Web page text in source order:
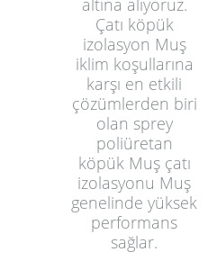
altına alıyoruz.
Çatı köpük
izolasyon Muş
iklim koşullarına
karşı en etkili
çözümlerden biri
olan sprey
poliüretan
köpük Muş çatı
izolasyonu Muş
genelinde yüksek
performans
sağlar.